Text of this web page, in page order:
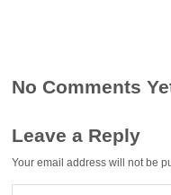
No Comments
Leave a Reply
Your email address will not be